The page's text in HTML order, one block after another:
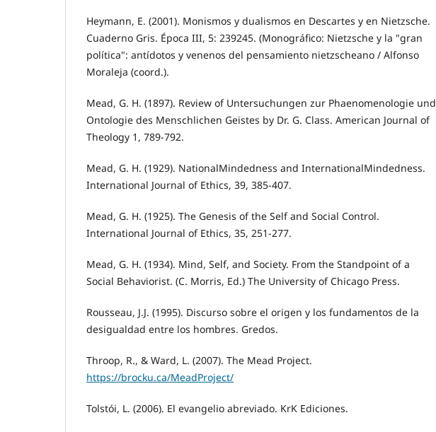
Heymann, E. (2001). Monismos y dualismos en Descartes y en Nietzsche.
Cuaderno Gris. Época III, 5: 239245. (Monográfico: Nietzsche y la "gran
política": antídotos y venenos del pensamiento nietzscheano / Alfonso
Moraleja (coord.).
Mead, G. H. (1897). Review of Untersuchungen zur Phaenomenologie und
Ontologie des Menschlichen Geistes by Dr. G. Class. American Journal of
Theology 1, 789-792.
Mead, G. H. (1929). NationalMindedness and InternationalMindedness.
International Journal of Ethics, 39, 385-407.
Mead, G. H. (1925). The Genesis of the Self and Social Control.
International Journal of Ethics, 35, 251-277.
Mead, G. H. (1934). Mind, Self, and Society. From the Standpoint of a
Social Behaviorist. (C. Morris, Ed.) The University of Chicago Press.
Rousseau, J.J. (1995). Discurso sobre el origen y los fundamentos de la
desigualdad entre los hombres. Gredos.
Throop, R., & Ward, L. (2007). The Mead Project.
https://brocku.ca/MeadProject/
Tolstói, L. (2006). El evangelio abreviado. KrK Ediciones.